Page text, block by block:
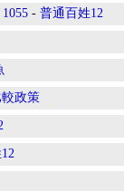
- 普通百姓12
較政策